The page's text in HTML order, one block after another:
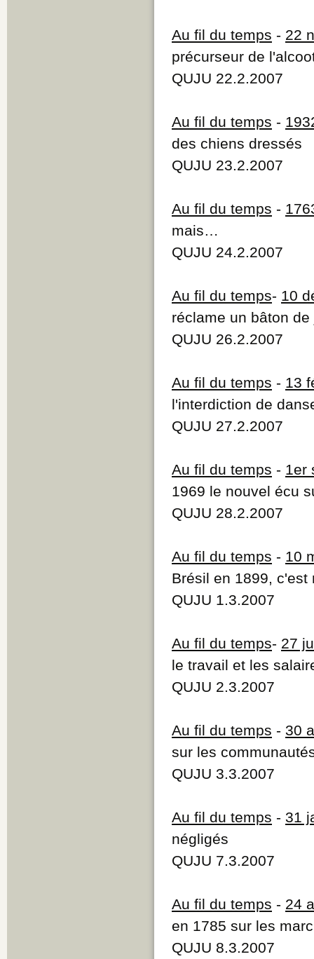
Au fil du temps - 22
précurseur de
QUJU 22.2.2007
Au fil du temps -
des chiens dressés
QUJU 23.2.2007
Au fil du temps -
mais…
QUJU 24.2.2007
Au fil du temps- 10
réclame un bâton
QUJU 26.2.2007
Au fil du temps - 13
l'interdiction de
QUJU 27.2.2007
Au fil du temps - 1er
1969 le nouvel écu
QUJU 28.2.2007
Au fil du temps - 10
Brésil en 1899,
QUJU 1.3.2007
Au fil du temps- 27
le travail et les
QUJU 2.3.2007
Au fil du temps - 30
sur les
QUJU 3.3.2007
Au fil du temps - 31
négligés
QUJU 7.3.2007
Au fil du temps - 24
en 1785 sur les
QUJU 8.3.2007